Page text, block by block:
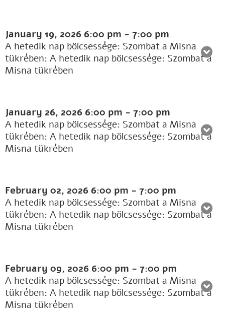
January 19, 2026 6:00 pm - 7:00 pm
A hetedik nap bölcsessége: Szombat a Misna
tükrében: A hetedik nap bölcsessége: Szombat a
Misna tükrében
January 26, 2026 6:00 pm - 7:00 pm
A hetedik nap bölcsessége: Szombat a Misna
tükrében: A hetedik nap bölcsessége: Szombat a
Misna tükrében
February 02, 2026 6:00 pm - 7:00 pm
A hetedik nap bölcsessége: Szombat a Misna
tükrében: A hetedik nap bölcsessége: Szombat a
Misna tükrében
February 09, 2026 6:00 pm - 7:00 pm
A hetedik nap bölcsessége: Szombat a Misna
tükrében: A hetedik nap bölcsessége: Szombat a
Misna tükrében